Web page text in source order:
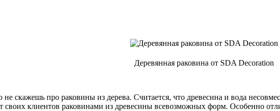
Деревянная раковина от SDA Decoration
не скажешь про раковины из дерева. Считается, что древесина и вода
своих клиентов раковинами из древесины всевозможных форм. Особенно